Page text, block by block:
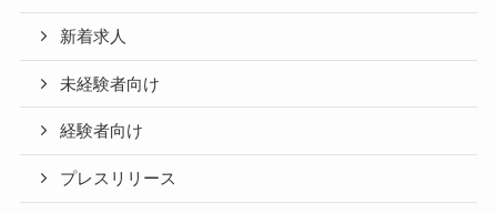
新着求人
未経験者向け
経験者向け
プレスリリース